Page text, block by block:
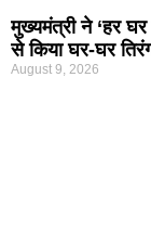
मुख्यमंत्री ने ‘हर घर
से किया घर-घर
August 9, 2026